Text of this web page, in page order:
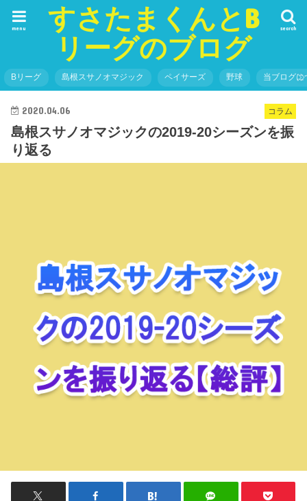
すさたまくんとB
リーグのブログ
search
menu
Bリーグ 島根スサノオマジック ペイサーズ 野球 当ブログに
コラム
2020.04.06
島根スサノオマジックの2019-20シーズンを振
り返る